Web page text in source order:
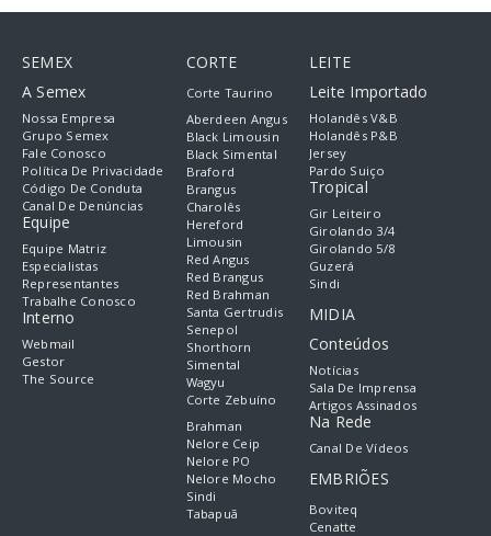
SEMEX
A Semex
Nossa Empresa
Grupo Semex
Fale Conosco
Política De Privacidade
Código De Conduta
Canal De Denúncias
Equipe
Equipe Matriz
Especialistas
Representantes
Trabalhe Conosco
Interno
Webmail
Gestor
The Source
CORTE
Corte Taurino
Aberdeen Angus
Black Limousin
Black Simental
Braford
Brangus
Charolês
Hereford
Limousin
Red Angus
Red Brangus
Red Brahman
Santa Gertrudis
Senepol
Shorthorn
Simental
Wagyu
Corte Zebuíno
Brahman
Nelore Ceip
Nelore PO
Nelore Mocho
Sindi
Tabapuã
LEITE
Leite Importado
Holandês V&B
Holandês P&B
Jersey
Pardo Suiço
Tropical
Gir Leiteiro
Girolando 3/4
Girolando 5/8
Guzerá
Sindi
MIDIA
Conteúdos
Notícias
Sala De Imprensa
Artigos Assinados
Na Rede
Canal De Vídeos
EMBRIÕES
Boviteq
Cenatte